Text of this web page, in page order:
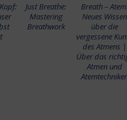
Just Breathe:
Mastering
Breathwork
Breath –
Neues Wissen
über die
vergessene
des Atmens |
Über das
Atmen und